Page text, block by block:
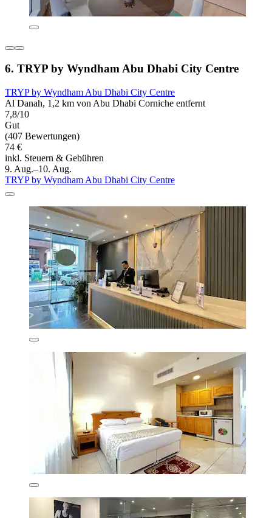
6. TRYP by Wyndham Abu Dhabi City Centre
TRYP by Wyndham Abu Dhabi City Centre
Al Danah, 1,2 km von Abu Dhabi Corniche entfernt
7,8/10
Gut
(407 Bewertungen)
74 €
inkl. Steuern & Gebühren
9. Aug.–10. Aug.
TRYP by Wyndham Abu Dhabi City Centre